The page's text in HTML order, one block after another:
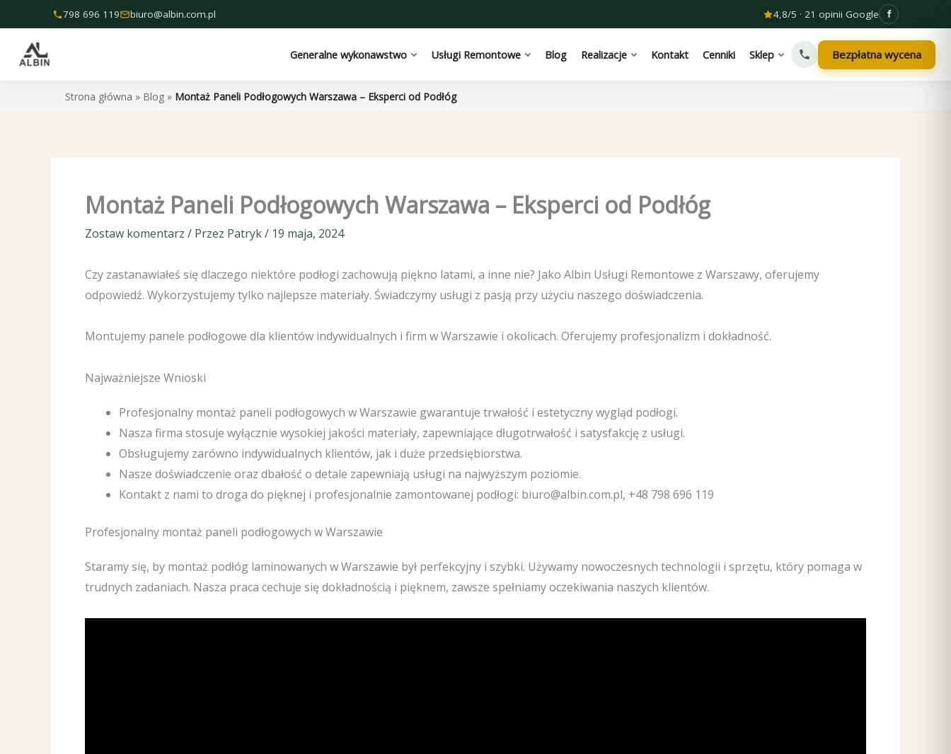
do
treści
798 696 119 biuro@albin.com.pl 4,8/5 · 21 opinii Google
Generalne wykonawstwo Usługi Remontowe Blog Realizacje Kontakt Cenniki Sklep Bezpłatna wycena
Strona główna » Blog » Montaż Paneli Podłogowych Warszawa – Eksperci od Podłóg
Montaż Paneli Podłogowych Warszawa – Eksperci od Podłóg
Zostaw komentarz / Przez Patryk/ 19 maja, 2024
Czy zastanawiałeś się dlaczego niektóre podłogi zachowują piękno latami, a inne nie? Jako Albin Usługi Remontowe z Warszawy, oferujemy
odpowiedź. Wykorzystujemy tylko najlepsze materiały. Świadczymy usługi z pasją przy użyciu naszego doświadczenia.
Montujemy panele podłogowe dla klientów indywidualnych i firm w Warszawie i okolicach. Oferujemy profesjonalizm i dokładność.
Najważniejsze Wnioski
Profesjonalny montaż paneli podłogowych w Warszawie gwarantuje trwałość i estetyczny wygląd podłogi.
Nasza firma stosuje wyłącznie wysokiej jakości materiały, zapewniające długotrwałość i satysfakcję z usługi.
Obsługujemy zarówno indywidualnych klientów, jak i duże przedsiębiorstwa.
Nasze doświadczenie oraz dbałość o detale zapewniają usługi na najwyższym poziomie.
Kontakt z nami to droga do pięknej i profesjonalnie zamontowanej podłogi: biuro@albin.com.pl, +48 798 696 119
Profesjonalny montaż paneli podłogowych w Warszawie
Staramy się, by montaż podłóg laminowanych w Warszawie był perfekcyjny i szybki. Używamy nowoczesnych technologii i sprzętu, który pomaga w
trudnych zadaniach. Nasza praca cechuje się dokładnością i pięknem, zawsze spełniamy oczekiwania naszych klientów.